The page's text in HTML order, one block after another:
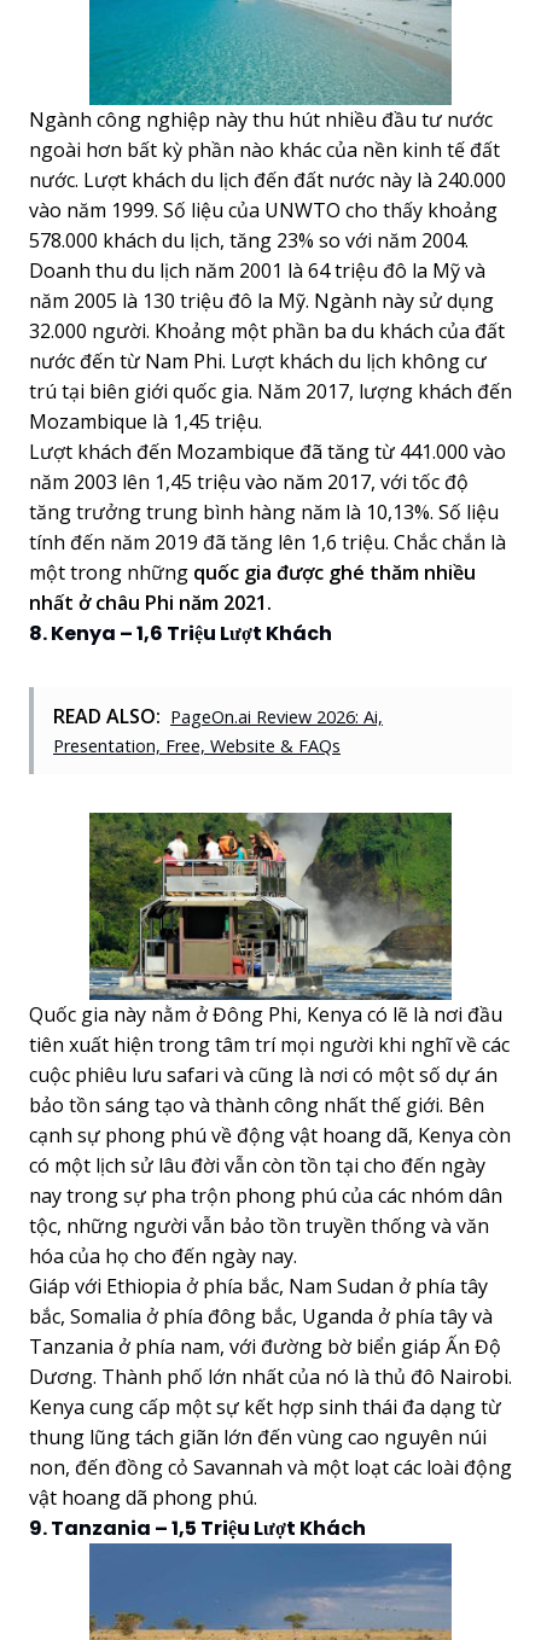
Ngành công nghiệp này thu hút nhiều đầu tư nước
ngoài hơn bất kỳ phần nào khác của nền kinh tế đất
nước. Lượt khách du lịch đến đất nước này là 240.000
vào năm 1999. Số liệu của UNWTO cho thấy khoảng
578.000 khách du lịch, tăng 23% so với năm 2004.
Doanh thu du lịch năm 2001 là 64 triệu đô la Mỹ và
năm 2005 là 130 triệu đô la Mỹ. Ngành này sử dụng
32.000 người. Khoảng một phần ba du khách của đất
nước đến từ Nam Phi. Lượt khách du lịch không cư
trú tại biên giới quốc gia. Năm 2017, lượng khách đến
Mozambique là 1,45 triệu.
Lượt khách đến Mozambique đã tăng từ 441.000 vào
năm 2003 lên 1,45 triệu vào năm 2017, với tốc độ
tăng trưởng trung bình hàng năm là 10,13%. Số liệu
tính đến năm 2019 đã tăng lên 1,6 triệu. Chắc chắn là
một trong những quốc gia được ghé thăm nhiều
nhất ở châu Phi năm 2021.
8. Kenya – 1,6 Triệu Lượt Khách
READ ALSO: PageOn.ai Review 2026: Ai,
Presentation, Free, Website & FAQs
Quốc gia này nằm ở Đông Phi, Kenya có lẽ là nơi đầu
tiên xuất hiện trong tâm trí mọi người khi nghĩ về các
cuộc phiêu lưu safari và cũng là nơi có một số dự án
bảo tồn sáng tạo và thành công nhất thế giới. Bên
cạnh sự phong phú về động vật hoang dã, Kenya còn
có một lịch sử lâu đời vẫn còn tồn tại cho đến ngày
nay trong sự pha trộn phong phú của các nhóm dân
tộc, những người vẫn bảo tồn truyền thống và văn
hóa của họ cho đến ngày nay.
Giáp với Ethiopia ở phía bắc, Nam Sudan ở phía tây
bắc, Somalia ở phía đông bắc, Uganda ở phía tây và
Tanzania ở phía nam, với đường bờ biển giáp Ấn Độ
Dương. Thành phố lớn nhất của nó là thủ đô Nairobi.
Kenya cung cấp một sự kết hợp sinh thái đa dạng từ
thung lũng tách giãn lớn đến vùng cao nguyên núi
non, đến đồng cỏ Savannah và một loạt các loài động
vật hoang dã phong phú.
9. Tanzania – 1,5 Triệu Lượt Khách